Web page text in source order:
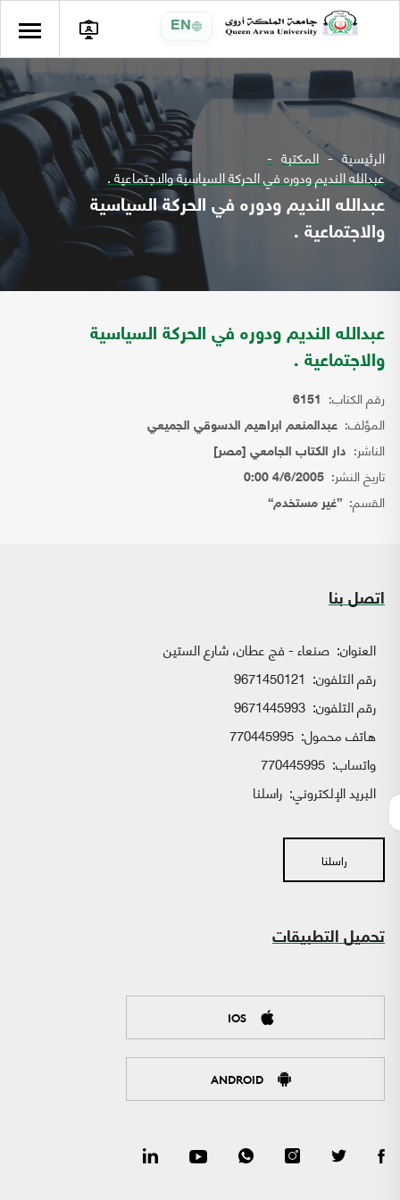
EN
الرئيسية المكتبة
عبدالله النديم ودوره في الحركة السياسية والاجتماعية .
عبدالله النديم ودوره في الحركة السياسية
والاجتماعية .
عبدالله النديم ودوره في الحركة السياسية
والاجتماعية .
رقم الكتاب: 6151
المؤلف: عبدالمنعم ابراهيم الدسوقي الجميعي
الناشر: دار الكتاب الجامعي [مصر]
تاريخ النشر: 4/6/2005 0:00
القسم: {غير مستخدم}
اتصل بنا
العنوان: صنعاء - فج عطان، شارع الستين
رقم التلفون: 9671450121
رقم التلفون: 9671445993
هاتف محمول: 770445995
واتساب:
البريد الإلكتروني: راسلنا
راسلنا
تحميل التطبيقات
IOS
ANDROID